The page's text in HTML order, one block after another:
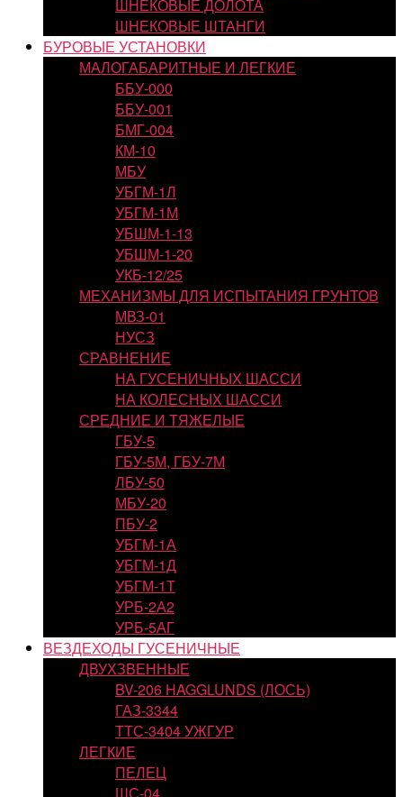
ШНЕКОВЫЕ ДОЛОТА
ШНЕКОВЫЕ ШТАНГИ
БУРОВЫЕ УСТАНОВКИ
МАЛОГАБАРИТНЫЕ И ЛЕГКИЕ
ББУ-000
ББУ-001
БМГ-004
КМ-10
МБУ
УБГМ-1Л
УБГМ-1М
УБШМ-1-13
УБШМ-1-20
УКБ-12/25
МЕХАНИЗМЫ ДЛЯ ИСПЫТАНИЯ ГРУНТОВ
МВЗ-01
НУСЗ
СРАВНЕНИЕ
НА ГУСЕНИЧНЫХ ШАССИ
НА КОЛЕСНЫХ ШАССИ
СРЕДНИЕ И ТЯЖЕЛЫЕ
ГБУ-5
ГБУ-5М, ГБУ-7М
ЛБУ-50
МБУ-20
ПБУ-2
УБГМ-1А
УБГМ-1Д
УБГМ-1Т
УРБ-2А2
УРБ-5АГ
ВЕЗДЕХОДЫ ГУСЕНИЧНЫЕ
ДВУХЗВЕННЫЕ
BV-206 HAGGLUNDS (ЛОСЬ)
ГАЗ-3344
ТТС-3404 УЖГУР
ЛЕГКИЕ
ПЕЛЕЦ